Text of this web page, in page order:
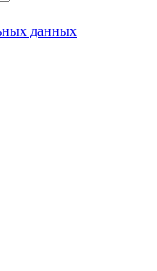
данных